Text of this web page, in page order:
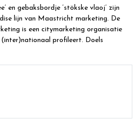
en gebaksbordje ‘stökske vlaoj’ zijn
lijn van Maastricht marketing. De
is een citymarketing organisatie
profileert. Doels